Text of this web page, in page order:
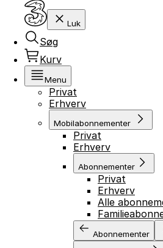
Luk
Søg
Kurv
Menu
Privat
Erhverv
Mobilabonnementer
Privat
Erhverv
Abonnementer
Privat
Erhverv
Alle
Abonnementer